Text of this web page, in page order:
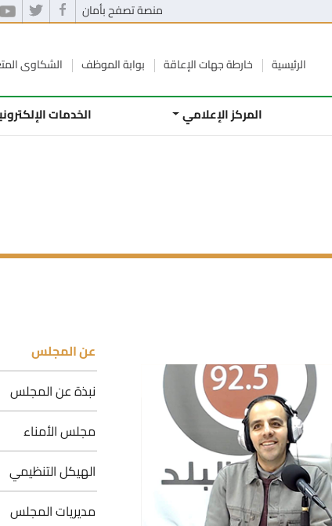
منصة تصفح بأمان
الرئيسية خارطة جهات الإعاقة بوابة الموظف الشكاوى
المركز الإعلامي الخدمات
عن المجلس
نبذة عن المجلس
مجلس الأمناء
الهيكل التنظيمي
مديريات المجلس